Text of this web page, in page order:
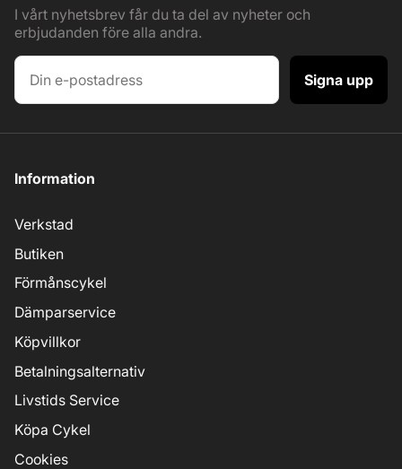
I vårt nyhetsbrev får du ta del av nyheter och
erbjudanden före alla andra.
Signa upp
Information
Verkstad
Butiken
Förmånscykel
Dämparservice
Köpvillkor
Betalningsalternativ
Livstids Service
Köpa Cykel
Cookies